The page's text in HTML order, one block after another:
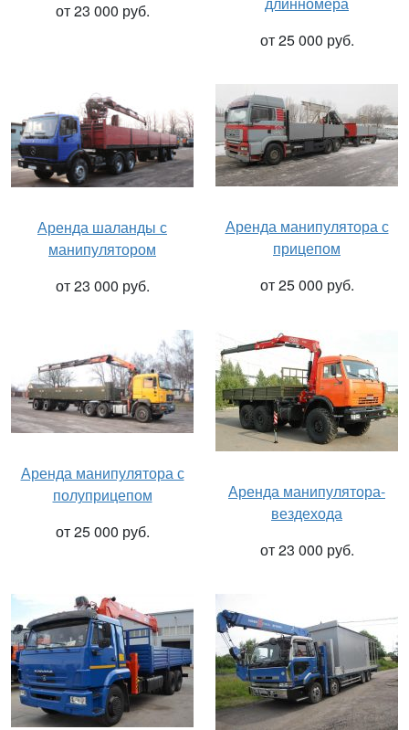
от 23 000 руб.
от 25 000 руб.
Аренда шаланды с
манипулятором
от 23 000 руб.
Аренда манипулятора с
прицепом
от 25 000 руб.
Аренда манипулятора с
полуприцепом
от 25 000 руб.
Аренда манипулятора-
вездехода
от 23 000 руб.